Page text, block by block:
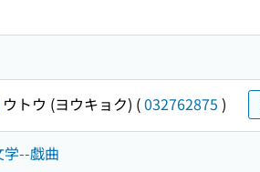
ウトウ (ヨウキョク) (032762875 )
学--戯曲